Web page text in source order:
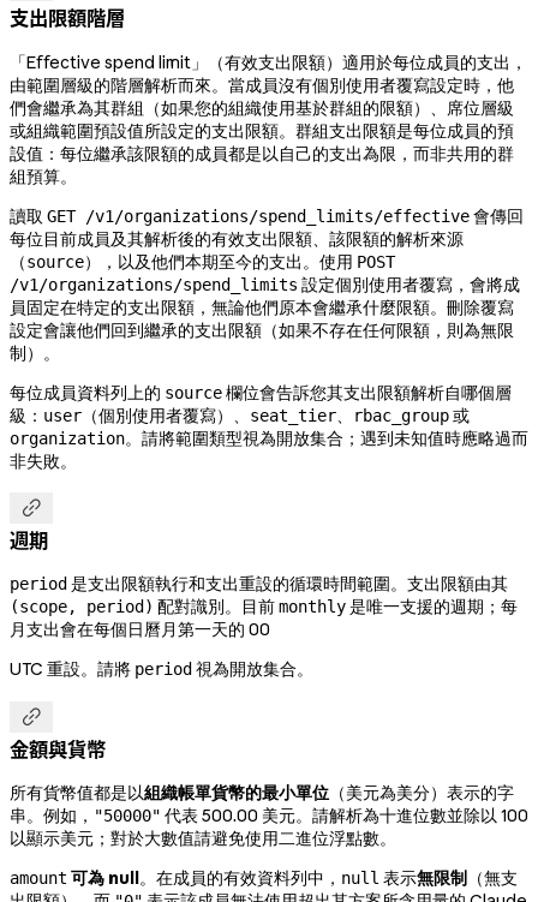
支出限額階層
「Effective spend limit」（有效支出限額）適用於每位成員的支出，
由範圍層級的階層解析而來。當成員沒有個別使用者覆寫設定時，他
們會繼承為其群組（如果您的組織使用基於群組的限額）、席位層級
或組織範圍預設值所設定的支出限額。群組支出限額是每位成員的預
設值：每位繼承該限額的成員都是以自己的支出為限，而非共用的群
組預算。
讀取 GET /v1/organizations/spend_limits/effective會傳回
每位目前成員及其解析後的有效支出限額、該限額的解析來源
（source），以及他們本期至今的支出。使用 POST
/v1/organizations/spend_limits 設定個別使用者覆寫，會將成
員固定在特定的支出限額，無論他們原本會繼承什麼限額。刪除覆寫
設定會讓他們回到繼承的支出限額（如果不存在任何限額，則為無限
制）。
每位成員資料列上的 source欄位會告訴您其支出限額解析自哪個層
級： user （個別使用者覆寫）、 seat_tier rbac_group或
organization。請將範圍類型視為開放集合；遇到未知值時應略過而
非失敗。

週期
period 是支出限額執行和支出重設的循環時間範圍。支出限額由其
(scope, period) 配對識別。目前monthly是唯一支援的週期；每
月支出會在每個日曆月第一天的 00
UTC 重設。請將 period 視為開放集合。

金額與貨幣
所有貨幣值都是以組織帳單貨幣的最小單位 （美元為美分）表示的字
串。例如， "50000" 代表 500.00 美元。請解析為十進位數並除以 100
以顯示美元；對於大數值請避免使用二進位浮點數。
amount 可為 null。在成員的有效資料列中， null 表示無限制 （無支